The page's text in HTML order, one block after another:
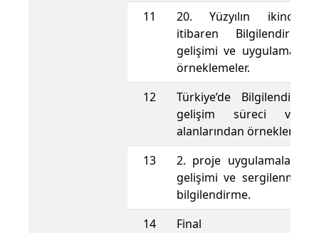
11
20. Yüzyılın ikinci
itibaren Bilgilendirme
gelişimi ve uygulama
örneklemeler.
12
Türkiye’de Bilgilendirme
gelişim süreci ve
alanlarından
13
2. proje uygulamaların
gelişimi ve
bilgilendirme.
14
Final